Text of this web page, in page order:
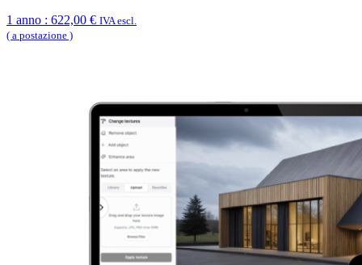
1 anno : 622,00 € IVA escl.
( a postazione )